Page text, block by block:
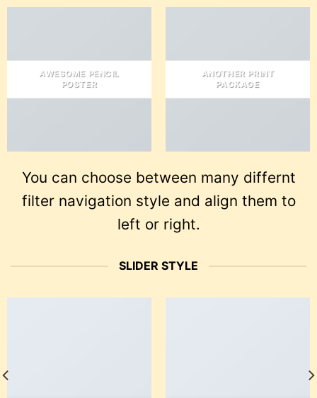
AWESOME PENCIL
POSTER
ANOTHER PRINT
PACKAGE
You can choose between many differnt
filter navigation style and align them to
left or right.
SLIDER STYLE